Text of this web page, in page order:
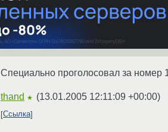
Специально проголосовал за номер
thand ★ (13.01.2005 12:11:09 +00:00)
Ссылка